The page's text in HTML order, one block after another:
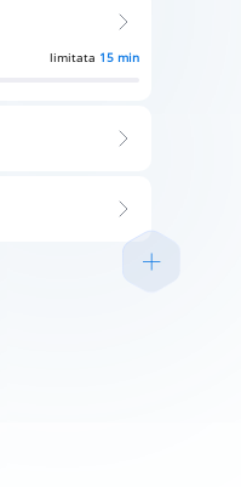
limitata 15 min